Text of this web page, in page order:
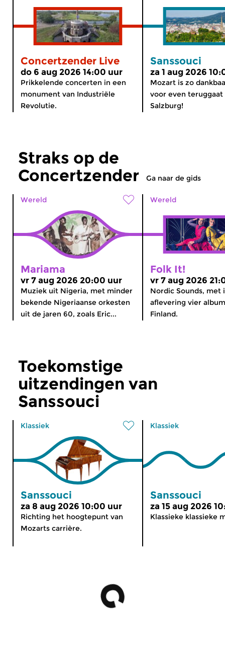
Concertzender Live
do 6 aug 2026 14:00 uur
Prikkelende concerten in een
monument van Industriële
Revolutie.
Sanssouci
za 1 aug 2026
Mozart is zo
voor even teruggaat
Salzburg!
Straks op de
Concertzender
Ga naar de gids
Wereld
Mariama
vr 7 aug 2026 20:00 uur
Muziek uit Nigeria, met minder
bekende Nigeriaanse orkesten
uit de jaren 60, zoals Eric...
Wereld
Folk It!
vr 7 aug 2026
Nordic Sounds, met
aflevering vier
Finland.
Toekomstige
uitzendingen van
Sanssouci
Klassiek
Sanssouci
za 8 aug 2026 10:00 uur
Richting het hoogtepunt van
Mozarts carrière.
Klassiek
Sanssouci
za 15 aug 2026
Klassieke klassieke